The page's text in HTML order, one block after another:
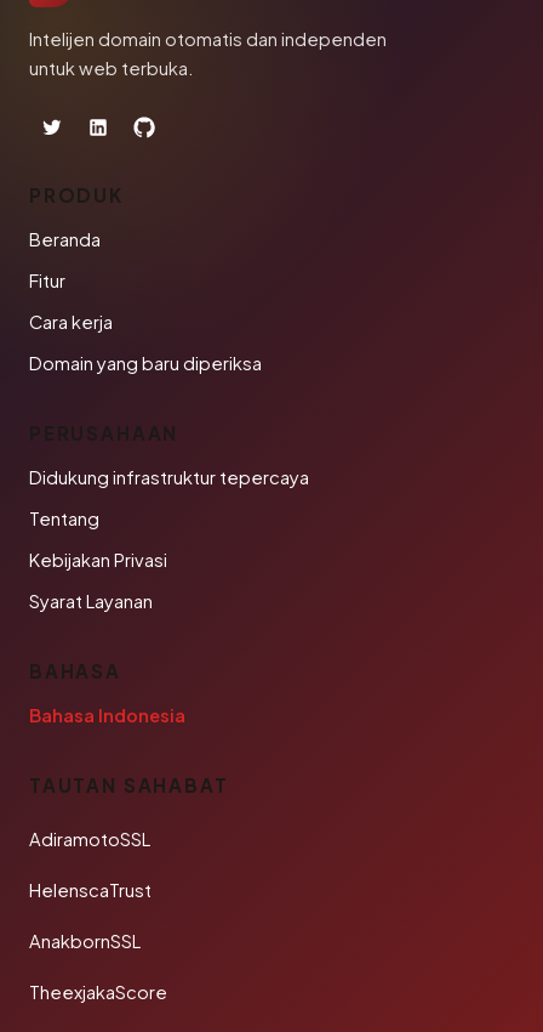
Intelijen domain otomatis dan independen
untuk web terbuka.
PRODUK
Beranda
Fitur
Cara kerja
Domain yang baru diperiksa
PERUSAHAAN
Didukung infrastruktur tepercaya
Tentang
Kebijakan Privasi
Syarat Layanan
BAHASA
Bahasa Indonesia
TAUTAN SAHABAT
AdiramotoSSL
HelenscaTrust
AnakbornSSL
TheexjakaScore